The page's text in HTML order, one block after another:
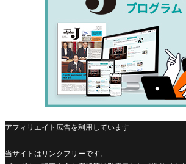
アフィリエイト広告を利用しています
当サイトはリンクフリーです。